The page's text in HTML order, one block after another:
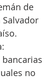
de
no